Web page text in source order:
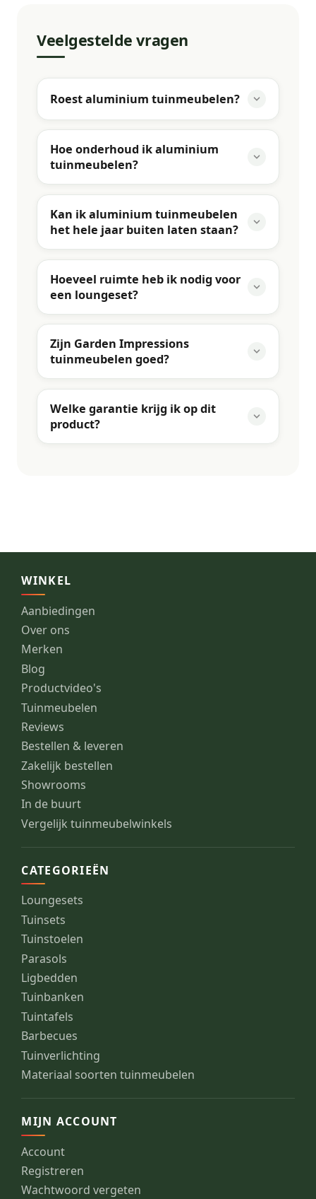
Veelgestelde vragen
Roest aluminium tuinmeubelen?
Hoe onderhoud ik aluminium
tuinmeubelen?
Kan ik aluminium tuinmeubelen
het hele jaar buiten laten staan?
Hoeveel ruimte heb ik nodig voor
een loungeset?
Zijn Garden Impressions
tuinmeubelen goed?
Welke garantie krijg ik op dit
product?
WINKEL
Aanbiedingen
Over ons
Merken
Blog
Productvideo's
Tuinmeubelen
Reviews
Bestellen & leveren
Zakelijk bestellen
Showrooms
In de buurt
Vergelijk tuinmeubelwinkels
CATEGORIEËN
Loungesets
Tuinsets
Tuinstoelen
Parasols
Ligbedden
Tuinbanken
Tuintafels
Barbecues
Tuinverlichting
Materiaal soorten tuinmeubelen
MIJN ACCOUNT
Account
Registreren
Wachtwoord vergeten